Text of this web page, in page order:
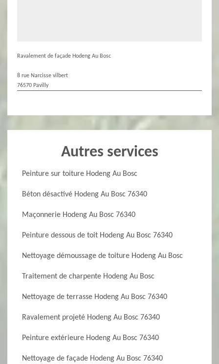
Ravalement de façade Hodeng Au Bosc
8 rue Narcisse vilbert
76570 Pavilly
Autres services
Peinture sur toiture Hodeng Au Bosc
Béton désactivé Hodeng Au Bosc 76340
Maçonnerie Hodeng Au Bosc 76340
Peinture dessous de toit Hodeng Au Bosc 76340
Nettoyage démoussage de toiture Hodeng Au Bosc
Traitement de charpente Hodeng Au Bosc
Nettoyage de terrasse Hodeng Au Bosc 76340
Ravalement projeté Hodeng Au Bosc 76340
Peinture extérieure Hodeng Au Bosc 76340
Nettoyage de façade Hodeng Au Bosc 76340